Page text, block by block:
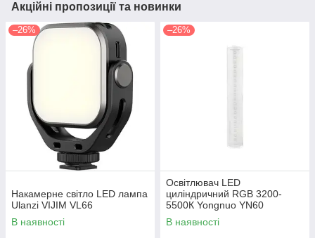
Акційні пропозиції та новинки
–26%
Накамерне світло LED лампа
Ulanzi VIJIM VL66
В наявності
–26%
Освітлювач LED
циліндричний RGB 3200-
5500К Yongnuo YN60
В наявності